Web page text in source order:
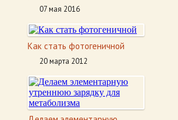
07 мая 2016
Как стать фотогеничной
20 марта 2012